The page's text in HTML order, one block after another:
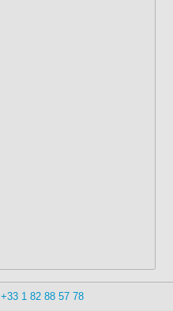
+33 1 82 88 57 78